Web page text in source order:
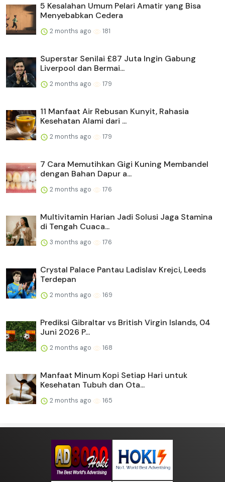
5 Kesalahan Umum Pelari Amatir yang Bisa
Menyebabkan Cedera
2 months ago 181
Superstar Senilai £87 Juta Ingin Gabung
Liverpool dan Bermai...
2 months ago 179
11 Manfaat Air Rebusan Kunyit, Rahasia
Kesehatan Alami dari ...
2 months ago 179
7 Cara Memutihkan Gigi Kuning Membandel
dengan Bahan Dapur a...
2 months ago 176
Multivitamin Harian Jadi Solusi Jaga Stamina
di Tengah Cuaca...
3 months ago 176
Crystal Palace Pantau Ladislav Krejci, Leeds
Terdepan
2 months ago 169
Prediksi Gibraltar vs British Virgin Islands, 04
Juni 2026 P...
2 months ago 168
Manfaat Minum Kopi Setiap Hari untuk
Kesehatan Tubuh dan Ota...
2 months ago 165